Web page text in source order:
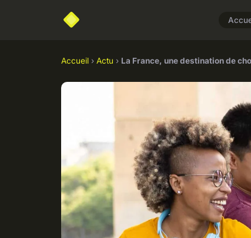
Accueil › Actu › La France, une destination de